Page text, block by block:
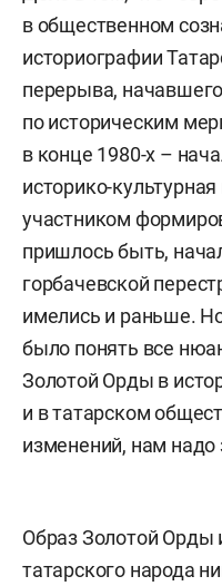
в общественном
историографии
перерыва,
по историческим
в конце 1980-х –
историко-
участником
пришлось быть,
горбачевской
имелись и раньше.
было понять все
Золотой Орды в
и в татарском
изменений, нам надо
Образ Золотой Орды
татарского народа